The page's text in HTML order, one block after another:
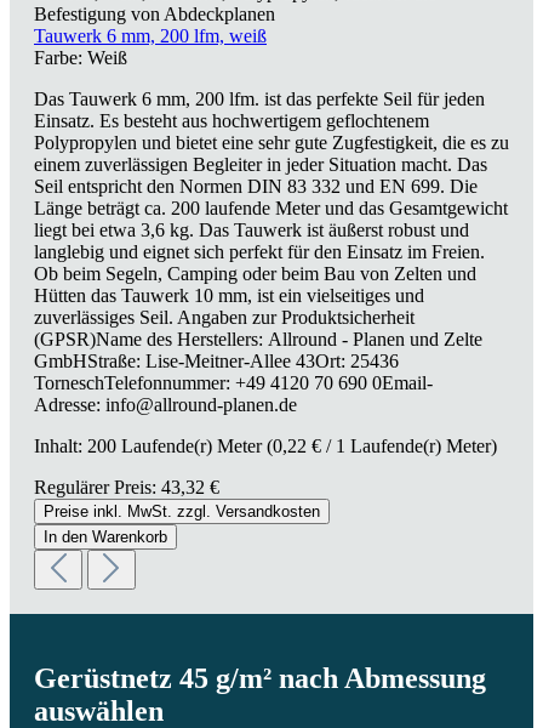
Tauwerk 6 mm, 200 lfm, weiß
Farbe: Weiß
Das Tauwerk 6 mm, 200 lfm. ist das perfekte Seil für jeden
Einsatz. Es besteht aus hochwertigem geflochtenem
Polypropylen und bietet eine sehr gute Zugfestigkeit, die es zu
einem zuverlässigen Begleiter in jeder Situation macht. Das
Seil entspricht den Normen DIN 83 332 und EN 699. Die
Länge beträgt ca. 200 laufende Meter und das Gesamtgewicht
liegt bei etwa 3,6 kg. Das Tauwerk ist äußerst robust und
langlebig und eignet sich perfekt für den Einsatz im Freien.
Ob beim Segeln, Camping oder beim Bau von Zelten und
Hütten das Tauwerk 10 mm, ist ein vielseitiges und
zuverlässiges Seil. Angaben zur Produktsicherheit
(GPSR)Name des Herstellers: Allround - Planen und Zelte
GmbHStraße: Lise-Meitner-Allee 43Ort: 25436
TorneschTelefonnummer: +49 4120 70 690 0Email-
Adresse: info@allround-planen.de
Inhalt: 200 Laufende(r) Meter(0,22 € / 1 Laufende(r) Meter)
Regulärer Preis: 43,32 €
Preise inkl. MwSt. zzgl. Versandkosten
In den Warenkorb
Gerüstnetz 45 g/m² nach Abmessung
auswählen